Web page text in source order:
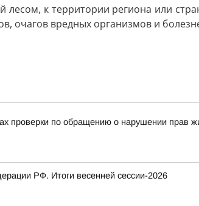
к территории региона или
очагов вредных организмов и
проверки по обращению о нарушении прав
РФ. Итоги весенней сессии-2026